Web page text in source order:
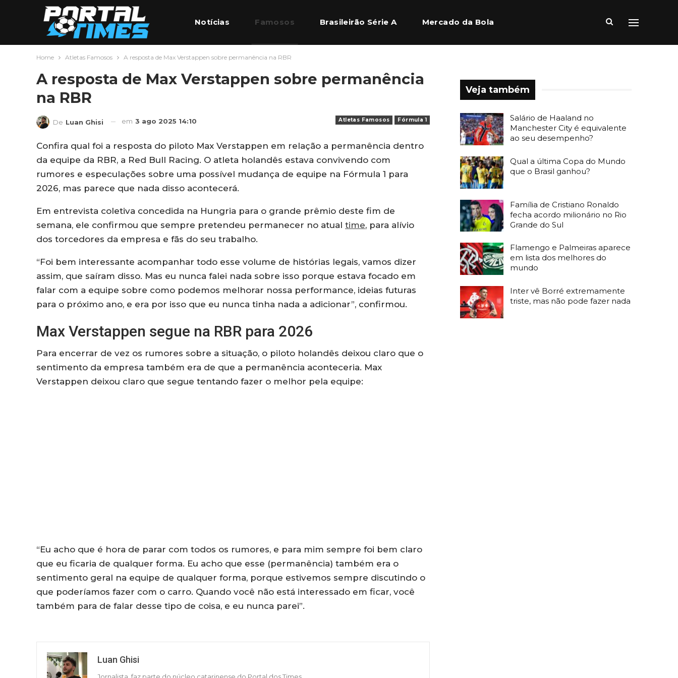
Notícias Famosos Brasileirão Série A Mercado da Bola
Home Atletas Famosos A resposta de Max Verstappen sobre permanência na RBR
A resposta de Max Verstappen sobre permanência
na RBR
Atletas Famosos Fórmula 1
De Luan Ghisi em 3 ago 2025 14:10
Confira qual foi a resposta do piloto Max Verstappen em relação a permanência dentro
da equipe da RBR, a Red Bull Racing. O atleta holandês estava convivendo com
rumores e especulações sobre uma possível mudança de equipe na Fórmula 1 para
2026, mas parece que nada disso acontecerá.
Em entrevista coletiva concedida na Hungria para o grande prêmio deste fim de
semana, ele confirmou que sempre pretendeu permanecer no atual time, para alívio
dos torcedores da empresa e fãs do seu trabalho.
“Foi bem interessante acompanhar todo esse volume de histórias legais, vamos dizer
assim, que saíram disso. Mas eu nunca falei nada sobre isso porque estava focado em
falar com a equipe sobre como podemos melhorar nossa performance, ideias futuras
para o próximo ano, e era por isso que eu nunca tinha nada a adicionar”, confirmou.
Max Verstappen segue na RBR para 2026
Para encerrar de vez os rumores sobre a situação, o piloto holandês deixou claro que o
sentimento da empresa também era de que a permanência aconteceria. Max
Verstappen deixou claro que segue tentando fazer o melhor pela equipe:
“Eu acho que é hora de parar com todos os rumores, e para mim sempre foi bem claro
que eu ficaria de qualquer forma. Eu acho que esse (permanência) também era o
sentimento geral na equipe de qualquer forma, porque estivemos sempre discutindo o
que poderíamos fazer com o carro. Quando você não está interessado em ficar, você
também para de falar desse tipo de coisa, e eu nunca parei”.
Luan Ghisi
Jornalista, faz parte do núcleo catarinense do Portal dos Times.
Veja também
Salário de Haaland no
Manchester City é equivalente
ao seu desempenho?
Qual a última Copa do Mundo
que o Brasil ganhou?
Família de Cristiano Ronaldo
fecha acordo milionário no Rio
Grande do Sul
Flamengo e Palmeiras aparece
em lista dos melhores do
mundo
Inter vê Borré extremamente
triste, mas não pode fazer nada